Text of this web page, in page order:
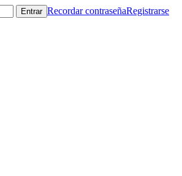
Recordar contraseñaRegistrarse